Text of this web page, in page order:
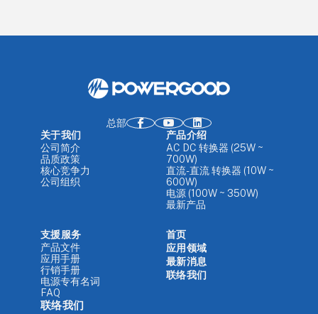
总部
关于我们
公司简介
品质政策
核心竞争力
公司组织
产品介绍
AC DC 转换器 (25W ~
700W)
直流-直流 转换器 (10W ~
600W)
电源 (100W ~ 350W)
最新产品
支援服务
产品文件
应用手册
行销手册
电源专有名词
FAQ
首页
应用领域
最新消息
联络我们
联络我们